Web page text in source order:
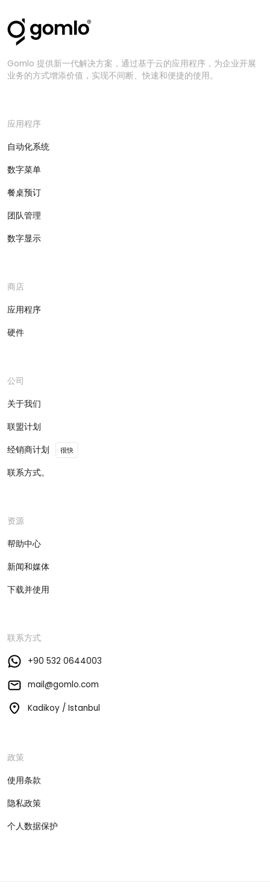
Gomlo 提供新一代解决方案，通过基于云的应用程序，为企业开展
业务的方式增添价值，实现不间断、快速和便捷的使用。
应用程序
自动化系统
数字菜单
餐桌预订
团队管理
数字显示
商店
应用程序
硬件
公司
关于我们
联盟计划
经销商计划
很快
联系方式。
资源
帮助中心
新闻和媒体
下载并使用
联系方式
+90 532 0644003
mail@gomlo.com
Kadikoy / Istanbul
政策
使用条款
隐私政策
个人数据保护